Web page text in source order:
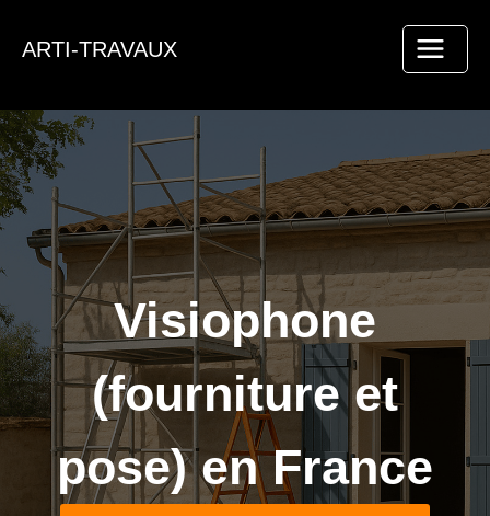
ARTI-TRAVAUX
Visiophone
(fourniture et
pose) en France